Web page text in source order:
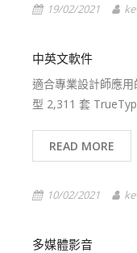
19/02/2021
中英文軟件
適合專業設計師應
型 2,311 套
READ MORE
10/02/2021
多媒體影音